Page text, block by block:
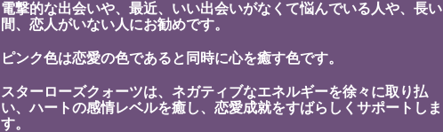
電撃的な出会いや、最近、いい出会いがなくて悩んでいる人や、長い
間、恋人がいない人にお勧めです。
ピンク色は恋愛の色であると同時に心を癒す色です。
スターローズクォーツは、ネガティブなエネルギーを徐々に取り払
い、ハートの感情レベルを癒し、恋愛成就をすばらしくサポートしま
す。